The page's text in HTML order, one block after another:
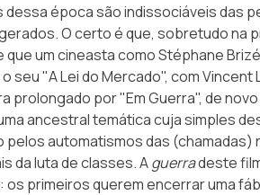
dessa época são indissociáveis das
O certo é que, sobretudo na
um cineasta como Stéphane
seu "A Lei do Mercado", com
prolongado por"Em Guerra", de
ancestral temática cuja simples
pelos automatismos das
da luta de classes. Aguerradeste
primeiros querem encerrar uma